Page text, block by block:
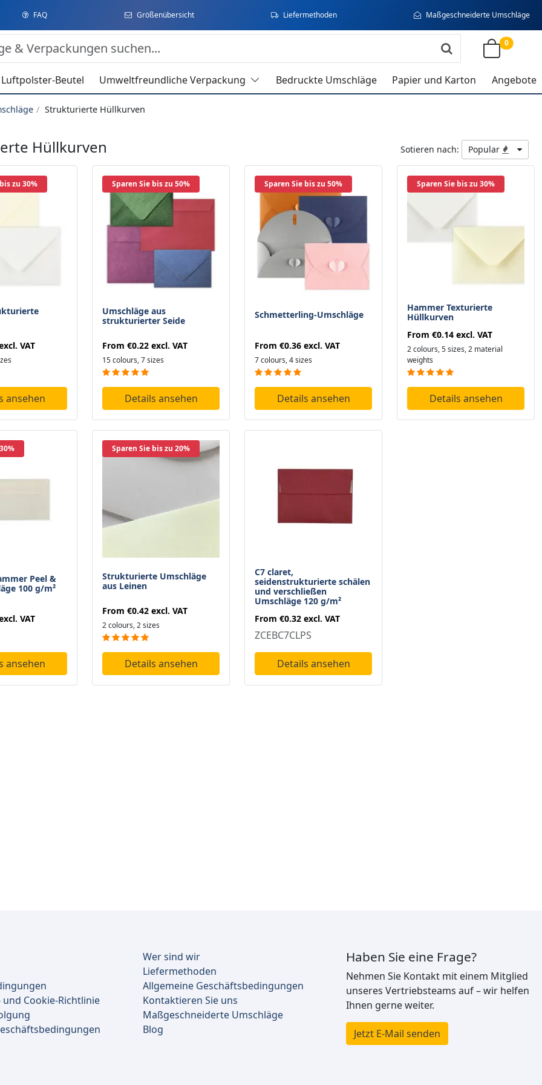
FAQ Größenübersicht Liefermethoden Maßgeschneiderte Umschläge
0
Luftpolster-Beutel Umweltfreundliche Verpackung Bedruckte Umschläge Papier und Karton Angebote
Strukturierte Hüllkurven
Hüllkurven Sotieren nach: Popular
zu 30%
VAT
ansehen
Sparen Sie bis zu 50%
Umschläge aus
strukturierter Seide
From €0.22 excl. VAT
15 colours, 7 sizes
Details ansehen
Sparen Sie bis zu 50%
Schmetterling-Umschläge
From €0.36 excl. VAT
7 colours, 4 sizes
Details ansehen
Sparen Sie bis zu 30%
Hammer Texturierte
Hüllkurven
From €0.14 excl. VAT
2 colours, 5 sizes, 2 material
weights
Details ansehen
Peel &
100 g/m²
VAT
ansehen
Sparen Sie bis zu 20%
Strukturierte Umschläge
aus Leinen
From €0.42 excl. VAT
2 colours, 2 sizes
Details ansehen
C7 claret,
seidenstrukturierte schälen
und verschließen
Umschläge 120 g/m²
From €0.32 excl. VAT
ZCEBC7CLPS
Details ansehen
Cookie-Richtlinie
Wer sind wir
Liefermethoden
Allgemeine Geschäftsbedingungen
Kontaktieren Sie uns
Maßgeschneiderte Umschläge
Blog
Haben Sie eine Frage?
Nehmen Sie Kontakt mit einem Mitglied
unseres Vertriebsteams auf – wir helfen
Ihnen gerne weiter.
Jetzt E-Mail senden